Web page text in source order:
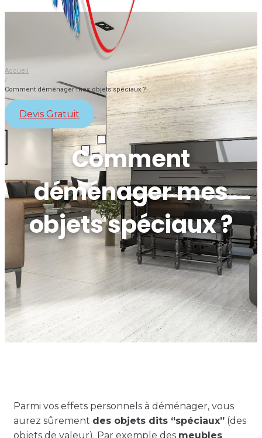
Devis Gratuit
Accueil
/
Comment déménager mes objets spéciaux ?
Comment
déménager mes
objets spéciaux ?
Parmi vos effets personnels à déménager, vous
aurez sûrement des objets dits “spéciaux” (des
objets de valeur). Par exemple des meubles